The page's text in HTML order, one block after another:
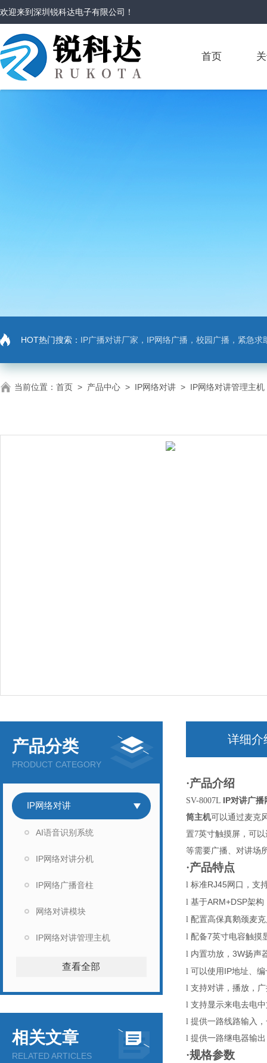
欢迎来到深圳锐科达电子有限公司 ！
首页
HOT热门搜索： IP广播对讲厂家，IP网络广播，校园广播，紧急求助，IP广播对讲系
当前位置： 首页 > 产品中心 > IP网络对讲 > IP网络对讲管理主机
产品分类
PRODUCT CATEGORY
IP网络对讲
AI语音识别系统
IP网络对讲分机
IP网络广播音柱
网络对讲模块
IP网络对讲管理主机
查看全部
相关文章
RELATED ARTICLES
详细介
·产品介绍
SV-8007L IP对讲广播
筒主机可以通过麦克
置7英寸触摸屏，可
等需要广播、对讲场
·产品特点
l 标准RJ45 网口，支
l 基于ARM+DSP架构
l 配置高保真鹅颈麦
l 配备7英寸电容触摸
l 内置功放， 3W扬声
l 可以使用 IP地址、
l 支持对讲，播放，
l 支持显示来电去电
l 提供一路线路输入
l 提供一路继电器输
·规格参数